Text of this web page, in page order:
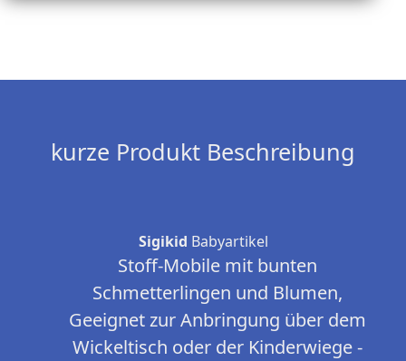
kurze Produkt Beschreibung
Sigikid Babyartikel
Stoff-Mobile mit bunten
Schmetterlingen und Blumen,
Geeignet zur Anbringung über dem
Wickeltisch oder der Kinderwiege -